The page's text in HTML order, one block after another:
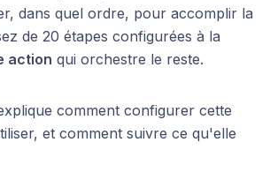
dans quel ordre, pour accomplir la
de 20 étapes configurées à la
action qui orchestre le reste.
comment configurer cette
et comment suivre ce qu'elle